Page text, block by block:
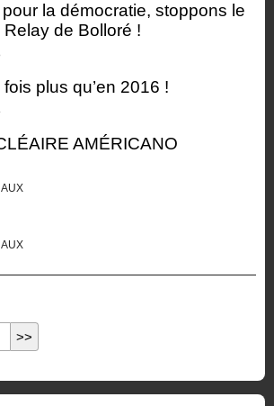
la démocratie, stoppons le
de Bolloré !
plus qu’en 2016 !
AMÉRICANO